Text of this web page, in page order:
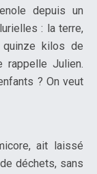
depuis un
: la terre,
quinze kilos de
rappelle Julien.
? On veut
ait laissé
déchets, sans